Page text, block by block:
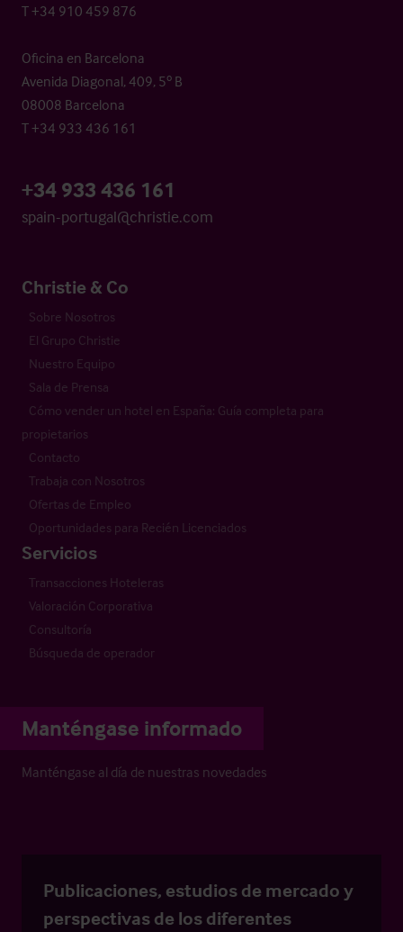
T +34 910 459 876
Oficina en Barcelona
Avenida Diagonal, 409, 5º B
08008 Barcelona
T +34 933 436 161
+34 933 436 161
spain-portugal@christie.com
Christie & Co
Sobre Nosotros
El Grupo Christie
Nuestro Equipo
Sala de Prensa
Cómo vender un hotel en España: Guía completa para
propietarios
Contacto
Trabaja con Nosotros
Ofertas de Empleo
Oportunidades para Recién Licenciados
Servicios
Transacciones Hoteleras
Valoración Corporativa
Consultoría
Búsqueda de operador
Manténgase informado
Manténgase al día de nuestras novedades
Publicaciones, estudios de mercado y
perspectivas de los diferentes